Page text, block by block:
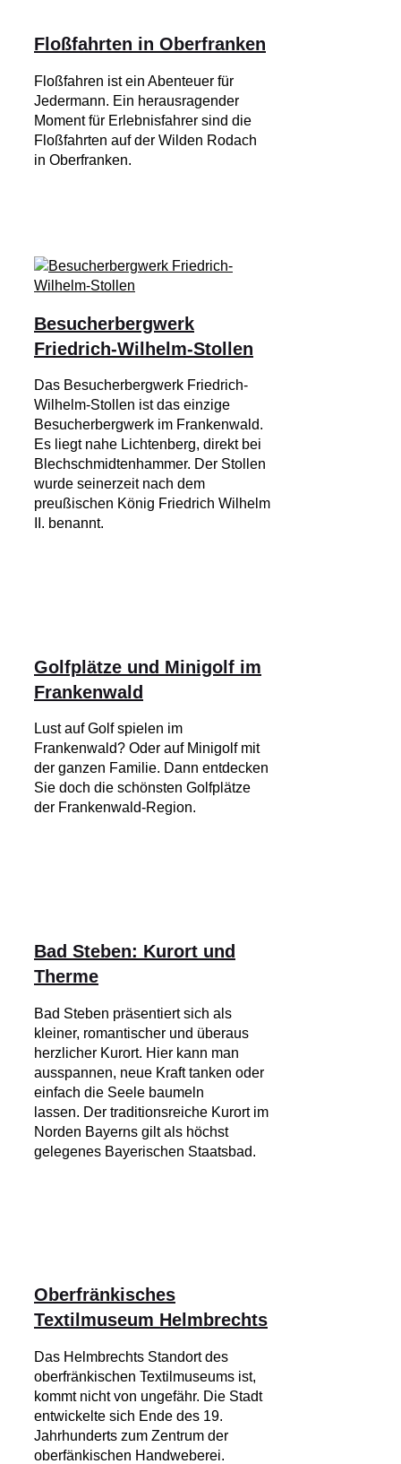
Floßfahrten in Oberfranken
Floßfahren ist ein Abenteuer für
Jedermann. Ein herausragender
Moment für Erlebnisfahrer sind die
Floßfahrten auf der Wilden Rodach
in Oberfranken.
Besucherbergwerk
Friedrich-Wilhelm-Stollen
Das Besucherbergwerk Friedrich-
Wilhelm-Stollen ist das einzige
Besucherbergwerk im Frankenwald.
Es liegt nahe Lichtenberg, direkt bei
Blechschmidtenhammer. Der Stollen
wurde seinerzeit nach dem
preußischen König Friedrich Wilhelm
II. benannt.
Golfplätze und Minigolf im
Frankenwald
Lust auf Golf spielen im
Frankenwald? Oder auf Minigolf mit
der ganzen Familie. Dann entdecken
Sie doch die schönsten Golfplätze
der Frankenwald-Region.
Bad Steben: Kurort und
Therme
Bad Steben präsentiert sich als
kleiner, romantischer und überaus
herzlicher Kurort. Hier kann man
ausspannen, neue Kraft tanken oder
einfach die Seele baumeln
lassen. Der traditionsreiche Kurort im
Norden Bayerns gilt als höchst
gelegenes Bayerischen Staatsbad.
Oberfränkisches
Textilmuseum Helmbrechts
Das Helmbrechts Standort des
oberfränkischen Textilmuseums ist,
kommt nicht von ungefähr. Die Stadt
entwickelte sich Ende des 19.
Jahrhunderts zum Zentrum der
oberfänkischen Handweberei.